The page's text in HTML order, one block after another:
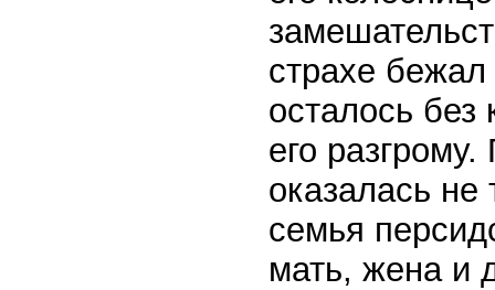
страхе
осталось без
его
оказалась не
семья
мать, жена и